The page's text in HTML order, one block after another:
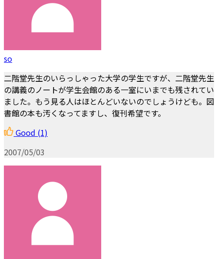
so
二階堂先生のいらっしゃった大学の学生ですが、二階堂先生
の講義のノートが学生会館のある一室にいまでも残されてい
ました。もう見る人はほとんどいないのでしょうけども。図
書館の本も汚くなってますし、復刊希望です。
Good (1)
2007/05/03